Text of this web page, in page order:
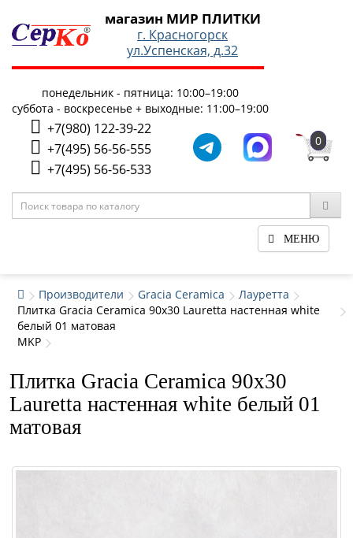
магазин МИР ПЛИТКИ
г. Красногорск
ул.Успенская, д.32
понедельник - пятница: 10:00–19:00
суббота - воскресенье + выходные: 11:00–19:00
+7(980) 122-39-22
+7(495) 56-56-555
+7(495) 56-56-533
0
МЕНЮ
Производители Gracia Ceramica
Лауретта
Плитка Gracia Ceramica 90x30 Lauretta настенная white
белый 01 матовая
MKP
Плитка Gracia Ceramica 90x30
Lauretta настенная white белый 01
матовая